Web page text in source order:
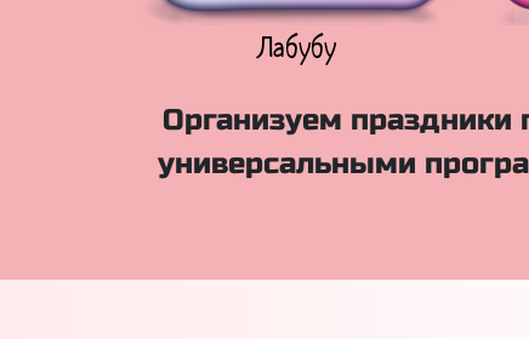
Лабубу
Организуем праздники
универсальными